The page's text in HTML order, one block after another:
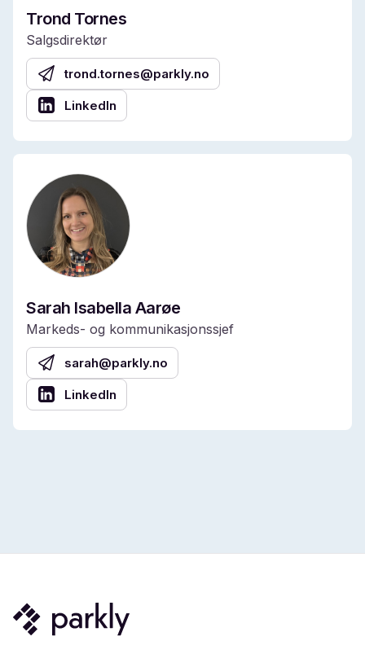
Trond Tornes
Salgsdirektør
trond.tornes@parkly.no
LinkedIn
Sarah Isabella Aarøe
Markeds- og kommunikasjonssjef
sarah@parkly.no
LinkedIn